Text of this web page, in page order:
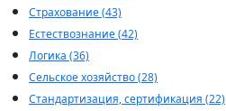
Страхование (43)
Естествознание (42)
Логика (36)
Сельское хозяйство (28)
Стандартизация, сертификация (22)